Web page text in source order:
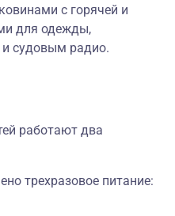
с горячей и
для одежды,
судовым радио.
работают два
трехразовое питание: